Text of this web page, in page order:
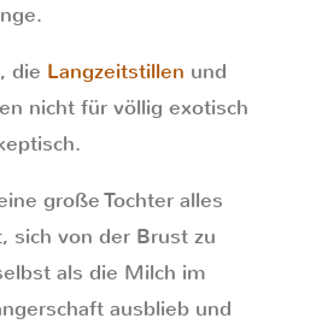
die Langzeitstillen und
nicht für völlig exotisch
große Tochter alles
sich von der Brust zu
als die Milch im
ausblieb und